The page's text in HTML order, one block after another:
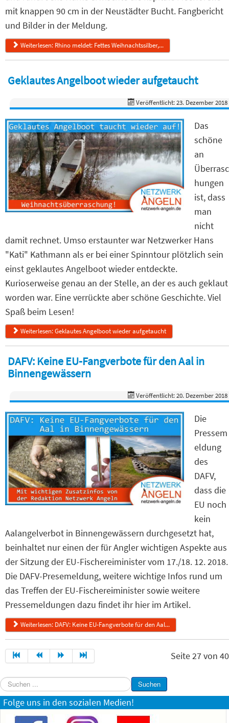
mit knappen 90 cm in der Neustädter Bucht. Fangbericht
und Bilder in der Meldung.
Weiterlesen: Rhino meldet: Fettes Weihnachtssilber,...
Geklautes Angelboot wieder aufgetaucht
Veröffentlicht: 23. Dezember 2018
Das
schöne
an
Überrasc
hungen
ist, dass
man
nicht
damit rechnet. Umso erstaunter war Netzwerker Hans
"Kati" Kathmann als er bei einer Spinntour plötzlich sein
einst geklautes Angelboot wieder entdeckte.
Kurioserweise genau an der Stelle, an der es auch geklaut
worden war. Eine verrückte aber schöne Geschichte. Viel
Spaß beim Lesen!
Weiterlesen: Geklautes Angelboot wieder aufgetaucht
DAFV: Keine EU-Fangverbote für den Aal in
Binnengewässern
Veröffentlicht: 20. Dezember 2018
Die
Pressem
eldung
des
DAFV,
dass die
EU noch
kein
Aalangelverbot in Binnengewässern durchgesetzt hat,
beinhaltet nur einen der für Angler wichtigen Aspekte aus
der Sitzung der EU-Fischereiminister vom 17./18. 12. 2018.
Die DAFV-Presemeldung, weitere wichtige Infos rund um
das Treffen der EU-Fischereiminister sowie weitere
Pressemeldungen dazu findet ihr hier im Artikel.
Weiterlesen: DAFV: Keine EU-Fangverbote für den Aal...
Seite 27 von 40
Suchen
...
Suchen
Folge uns in den sozialen Medien!